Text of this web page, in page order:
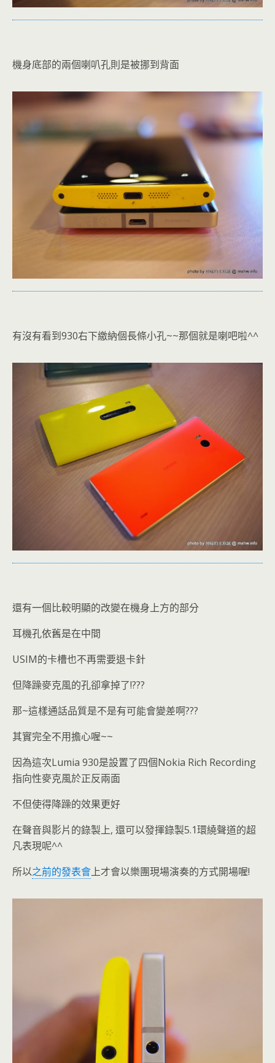
機身底部的兩個喇叭孔則是被挪到背面
有沒有看到930右下繳納個長條小孔~~那個就是喇吧啦^^
還有一個比較明顯的改變在機身上方的部分
耳機孔依舊是在中間
USIM的卡槽也不再需要退卡針
但降躁麥克風的孔卻拿掉了!???
那~這樣通話品質是不是有可能會變差啊???
其實完全不用擔心喔~~
因為這次Lumia 930是設置了四個Nokia Rich Recording
指向性麥克風於正反兩面
不但使得降躁的效果更好
在聲音與影片的錄製上, 還可以發揮錄製5.1環繞聲道的超
凡表現呢^^
所以之前的發表會上才會以樂團現場演奏的方式開場喔!